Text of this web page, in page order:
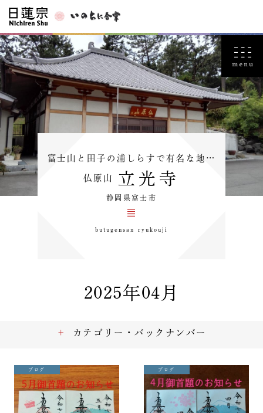
富士山と田子の浦しらすで有名な地…
仏原山 立光寺
静岡県富士市
butugensan ryukouji
2025年04月
ブログ ブログ
カテゴリー・バックナンバー